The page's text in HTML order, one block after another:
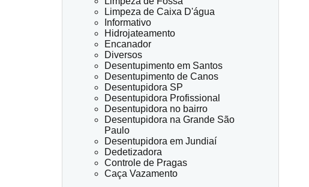
Limpeza de Caixa D'água
Informativo
Hidrojateamento
Encanador
Diversos
Desentupimento em Santos
Desentupimento de Canos
Desentupidora SP
Desentupidora Profissional
Desentupidora no bairro
Desentupidora na Grande São
Paulo
Desentupidora em Jundiaí
Dedetizadora
Controle de Pragas
Caça Vazamento